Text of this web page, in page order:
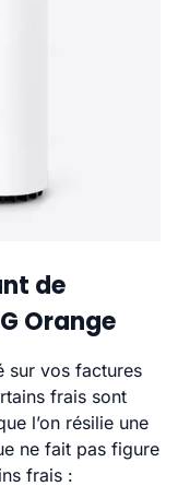
de
Orange
sur vos factures
frais sont
l’on résilie une
ne fait pas figure
frais :